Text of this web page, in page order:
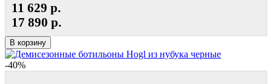
11 629 р.
17 890 р.
В корзину
-40%